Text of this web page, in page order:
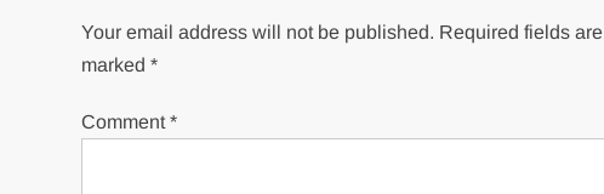
Your email address will not be published. Required fields are
marked*
Comment*